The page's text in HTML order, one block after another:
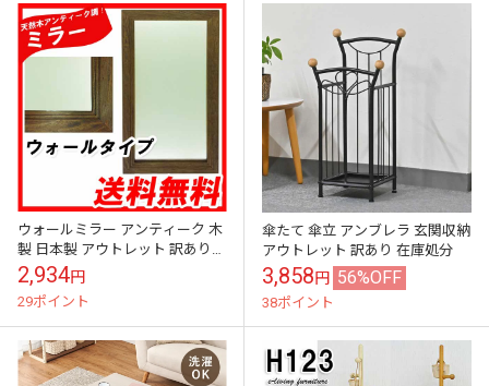
ウォールミラー アンティーク 木
製 日本製 アウトレット 訳あり
在庫処分
2,934円
29ポイント
傘たて 傘立 アンブレラ 玄関収納
アウトレット 訳あり 在庫処分
3,858円 56%OFF
38ポイント